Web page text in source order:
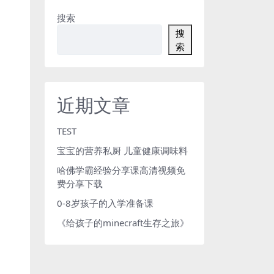
搜索
搜
索
近期文章
TEST
宝宝的营养私厨 儿童健康调味料
哈佛学霸经验分享课高清视频免
费分享下载
0-8岁孩子的入学准备课
《给孩子的minecraft生存之旅》